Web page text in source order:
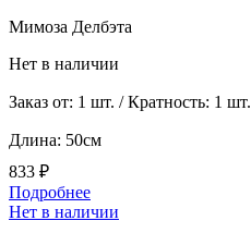
Мимоза Делбэта
Нет в наличии
Заказ от: 1 шт. / Кратность: 1 шт.
Длина: 50см
833 ₽
Подробнее
Нет в наличии